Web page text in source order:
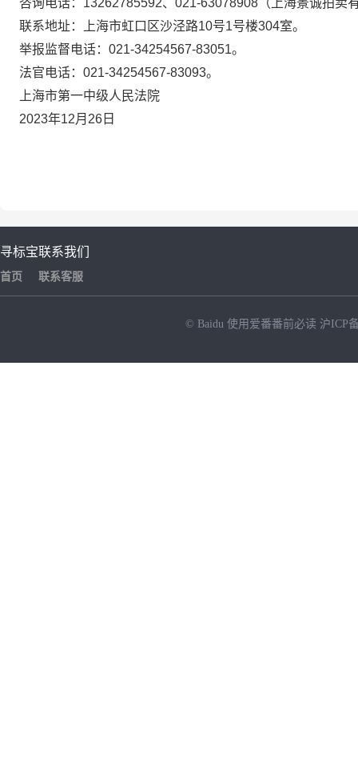
咨询电话：13262785592、021-63078908（上海景诚拍卖
联系地址：上海市虹口区沙泾路10号1号楼304室。
举报监督电话：021-34254567-83051。
法官电话：021-34254567-83093。
上海市第一中级人民法院
2023年12月 26日
寻标宝
首页
联系我们
联系客服
© Baidu 使用爱番番前必读 沪ICP